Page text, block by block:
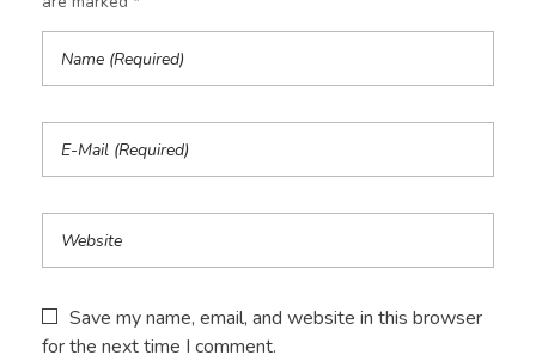
Save my name, email, and website in this browser
for the next time I comment.